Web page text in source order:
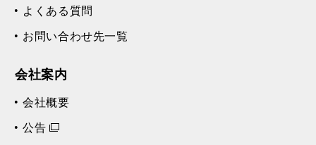
よくある質問
お問い合わせ先一覧
会社案内
会社概要
公告